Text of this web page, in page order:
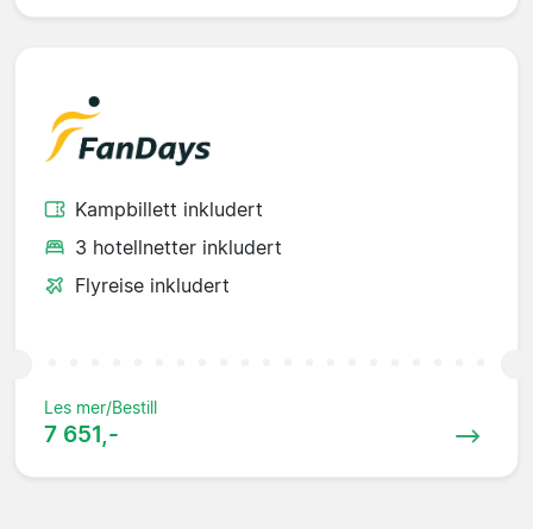
Kampbillett inkludert
3 hotellnetter inkludert
Flyreise inkludert
Les mer/Bestill
7 651,-